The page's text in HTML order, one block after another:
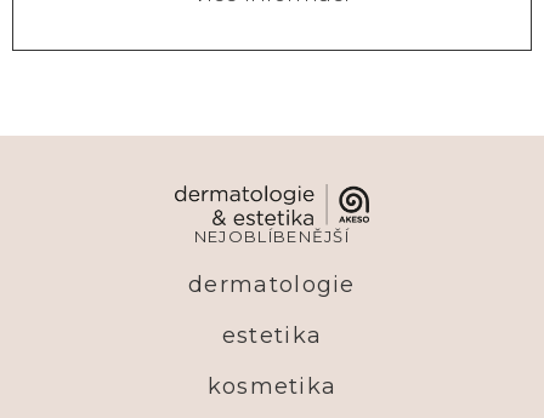
NEJOBLÍBENĚJŠÍ
dermatologie
estetika
kosmetika